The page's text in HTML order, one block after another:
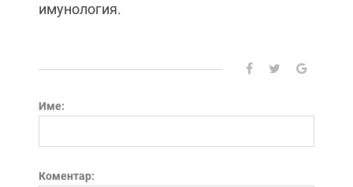
имунология.
Име:
Коментар: